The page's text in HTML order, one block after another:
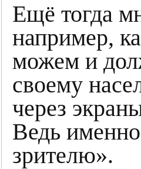
Ещё тогда
например,
можем и
своему
через
Ведь
зрителю».